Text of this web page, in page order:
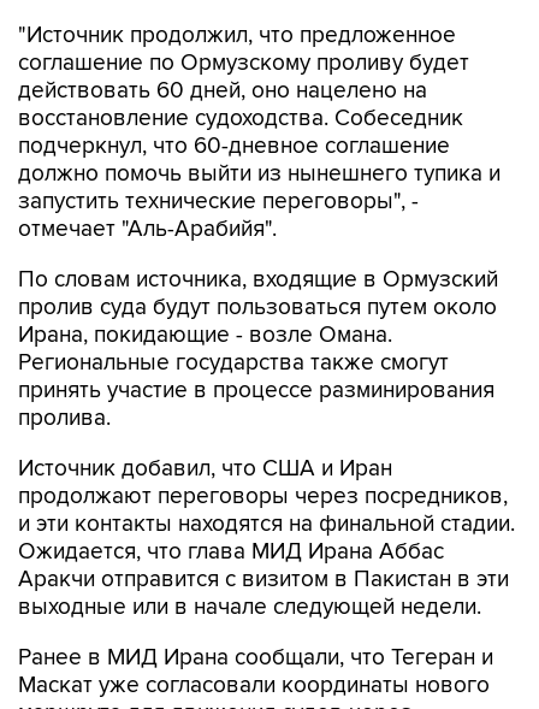
"Источник продолжил, что предложенное
соглашение по Ормузскому проливу будет
действовать 60 дней, оно нацелено на
восстановление судоходства. Собеседник
подчеркнул, что 60-дневное соглашение
должно помочь выйти из нынешнего тупика и
запустить технические переговоры", -
отмечает "Аль-Арабийя".
По словам источника, входящие в Ормузский
пролив суда будут пользоваться путем около
Ирана, покидающие - возле Омана.
Региональные государства также смогут
принять участие в процессе разминирования
пролива.
Источник добавил, что США и Иран
продолжают переговоры через посредников,
и эти контакты находятся на финальной стадии.
Ожидается, что глава МИД Ирана Аббас
Аракчи отправится с визитом в Пакистан в эти
выходные или в начале следующей недели.
Ранее в МИД Ирана сообщали, что Тегеран и
Маскат уже согласовали координаты нового